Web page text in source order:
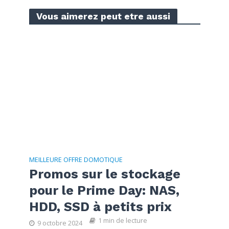
Vous aimerez peut etre aussi
MEILLEURE OFFRE DOMOTIQUE
Promos sur le stockage
pour le Prime Day: NAS,
HDD, SSD à petits prix
9 octobre 2024 1 min de lecture